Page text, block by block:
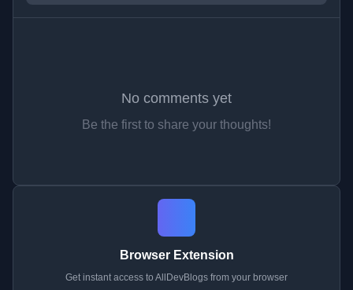
No comments yet
Be the first to share your thoughts!
Browser Extension
Get instant access to AllDevBlogs from your browser